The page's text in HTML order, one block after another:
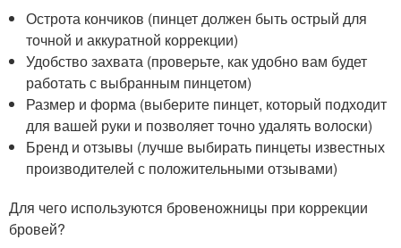
Острота кончиков (пинцет должен быть острый для
точной и аккуратной коррекции)
Удобство захвата (проверьте, как удобно вам будет
работать с выбранным пинцетом)
Размер и форма (выберите пинцет, который подходит
для вашей руки и позволяет точно удалять волоски)
Бренд и отзывы (лучше выбирать пинцеты известных
производителей с положительными отзывами)
Для чего используются бровеножницы при коррекции
бровей?